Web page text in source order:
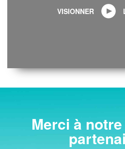
VISIONNER
Merci à